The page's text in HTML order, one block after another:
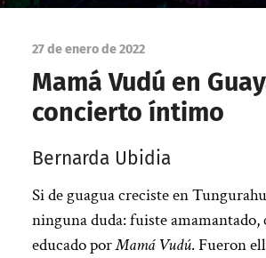
27 de enero de 2022
Mamá Vudú en
concierto íntimo
Bernarda Ubidia
Si de guagua creciste en
ninguna duda: fuiste amamantado,
educado porMamá Vudú. Fueron